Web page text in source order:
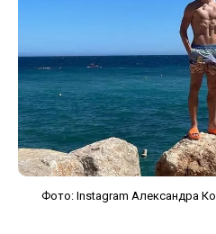
Фото: Instagram Александра